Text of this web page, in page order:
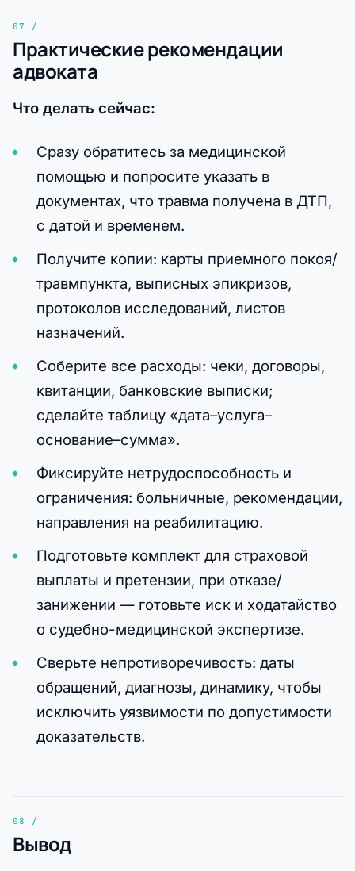
Практические рекомендации
адвоката
Что делать сейчас:
Сразу обратитесь за медицинской
помощью и попросите указать в
документах, что травма получена в ДТП,
с датой и временем.
Получите копии: карты приемного покоя/
травмпункта, выписных эпикризов,
протоколов исследований, листов
назначений.
Соберите все расходы: чеки, договоры,
квитанции, банковские выписки;
сделайте таблицу «дата–услуга–
основание–сумма».
Фиксируйте нетрудоспособность и
ограничения: больничные, рекомендации,
направления на реабилитацию.
Подготовьте комплект для страховой
выплаты и претензии, при отказе/
занижении — готовьте иск и ходатайство
о судебно-медицинской экспертизе.
Сверьте непротиворечивость: даты
обращений, диагнозы, динамику, чтобы
исключить уязвимости по допустимости
доказательств.
Вывод